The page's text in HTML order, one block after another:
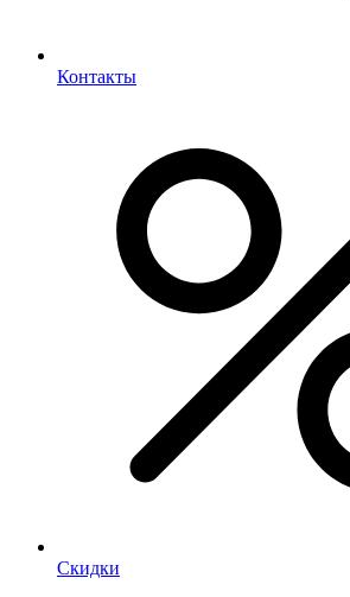
Контакты
Скидки